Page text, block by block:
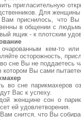
пригласительную
Для
приснилось, что Вы
в общении с
ящик - к плотским
кем-то
осторожность,
сне Вы не поддаетесь
котором Вы сами
во сне парикмахеров
Вас к успеху.
женщине сон о
ей удовлетворения.
снится, что Вы